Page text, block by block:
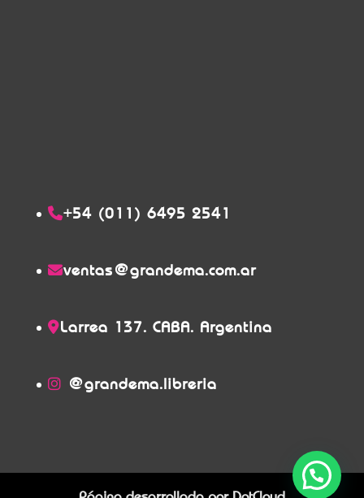
+54 (011) 6495 2541
ventas@grandema.com.ar
Larrea 137. CABA. Argentina
@grandema.libreria